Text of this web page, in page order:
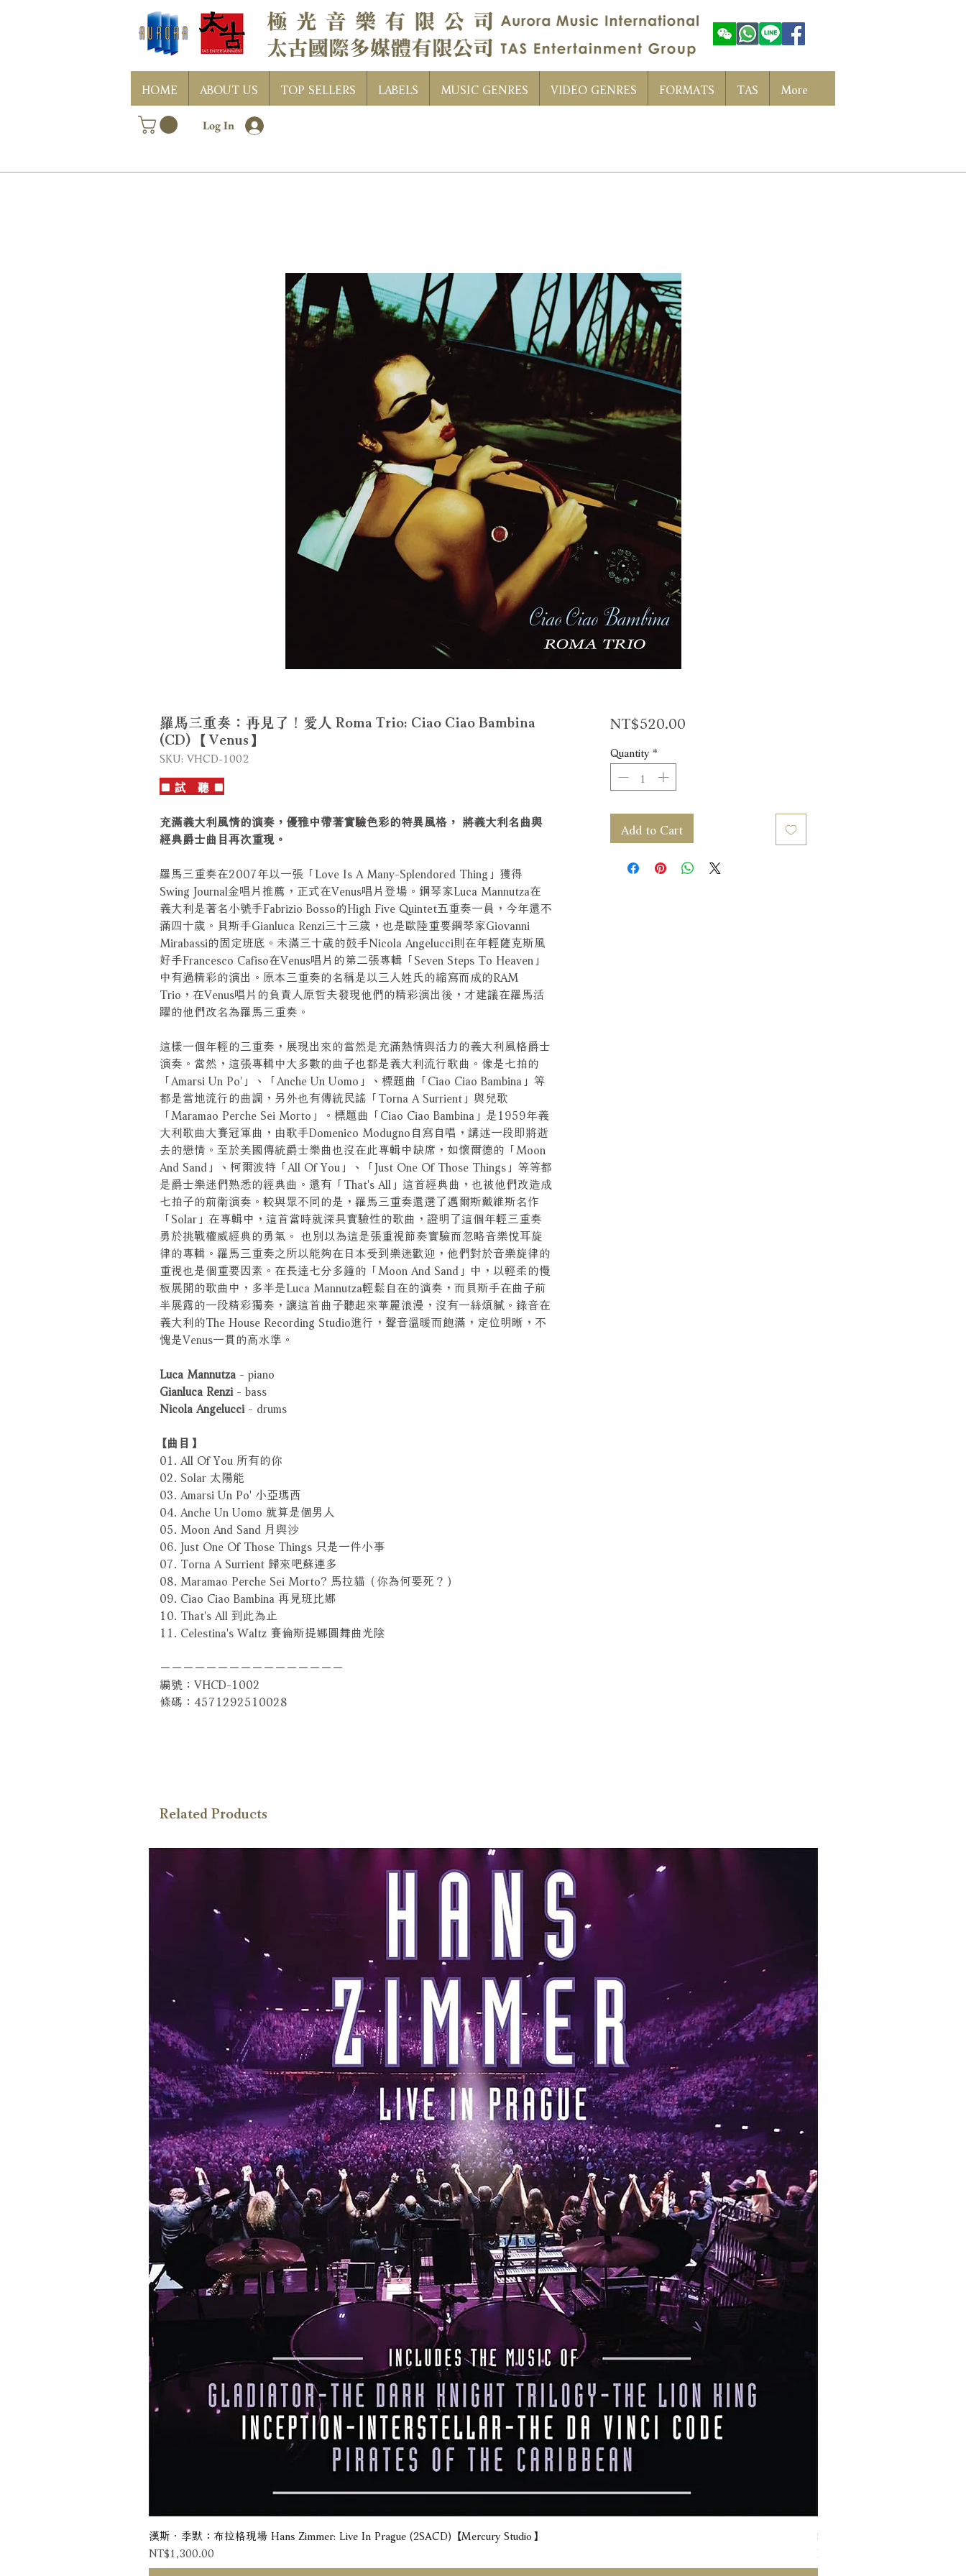
HOME ABOUT US TOP SELLERS LABELS MUSIC GENRES VIDEO GENRES FORMATS TAS More
Log In
羅馬三重奏：再見了！愛人 Roma Trio: Ciao Ciao Bambina
(CD) 【Venus】
SKU: VHCD-1002
■ 試 聽 ■
充滿義大利風情的演奏，優雅中帶著實驗色彩的特異風格， 將義大利名曲與
經典爵士曲目再次重現。
羅馬三重奏在2007年以一張「Love Is A Many-Splendored Thing」獲得
Swing Journal金唱片推薦，正式在Venus唱片登場。鋼琴家Luca Mannutza在
義大利是著名小號手Fabrizio Bosso的High Five Quintet五重奏一員，今年還不
滿四十歲。貝斯手Gianluca Renzi三十三歲，也是歐陸重要鋼琴家Giovanni
Mirabassi的固定班底。未滿三十歲的鼓手Nicola Angelucci則在年輕薩克斯風
好手Francesco Cafiso在Venus唱片的第二張專輯「Seven Steps To Heaven」
中有過精彩的演出。原本三重奏的名稱是以三人姓氏的縮寫而成的RAM
Trio，在Venus唱片的負責人原哲夫發現他們的精彩演出後，才建議在羅馬活
躍的他們改名為羅馬三重奏。
這樣一個年輕的三重奏，展現出來的當然是充滿熱情與活力的義大利風格爵士
演奏。當然，這張專輯中大多數的曲子也都是義大利流行歌曲。像是七拍的
「Amarsi Un Po'」、「Anche Un Uomo」、標題曲「Ciao Ciao Bambina」等
都是當地流行的曲調，另外也有傳統民謠「Torna A Surrient」與兒歌
「Maramao Perche Sei Morto」。標題曲「Ciao Ciao Bambina」是1959年義
大利歌曲大賽冠軍曲，由歌手Domenico Modugno自寫自唱，講述一段即將逝
去的戀情。至於美國傳統爵士樂曲也沒在此專輯中缺席，如懷爾德的「Moon
And Sand」、柯爾波特「All Of You」、「Just One Of Those Things」等等都
是爵士樂迷們熟悉的經典曲。還有「That's All」這首經典曲，也被他們改造成
七拍子的前衛演奏。較與眾不同的是，羅馬三重奏還選了邁爾斯戴維斯名作
「Solar」在專輯中，這首當時就深具實驗性的歌曲，證明了這個年輕三重奏
勇於挑戰權威經典的勇氣。 也別以為這是張重視節奏實驗而忽略音樂悅耳旋
律的專輯。羅馬三重奏之所以能夠在日本受到樂迷歡迎，他們對於音樂旋律的
重視也是個重要因素。在長達七分多鐘的「Moon And Sand」中，以輕柔的慢
板展開的歌曲中，多半是Luca Mannutza輕鬆自在的演奏，而貝斯手在曲子前
半展露的一段精彩獨奏，讓這首曲子聽起來華麗浪漫，沒有一絲煩膩。錄音在
義大利的The House Recording Studio進行，聲音溫暖而飽滿，定位明晰，不
愧是Venus一貫的高水準。
Luca Mannutza - piano
Gianluca Renzi - bass
Nicola Angelucci - drums
【曲目】
01. All Of You 所有的你
02. Solar 太陽能
03. Amarsi Un Po' 小亞瑪西
04. Anche Un Uomo 就算是個男人
05. Moon And Sand 月與沙
06. Just One Of Those Things 只是一件小事
07. Torna A Surrient 歸來吧蘇連多
08. Maramao Perche Sei Morto? 馬拉貓（你為何要死？）
09. Ciao Ciao Bambina 再見班比娜
10. That's All 到此為止
11. Celestina's Waltz 賽倫斯提娜圓舞曲光陰
－－－－－－－－－－－－－－－－
編號：VHCD-1002
條碼：4571292510028
NT$520.00Price
Quantity *
Add to Cart
Related Products
Quick View
漢斯．季默：布拉格現場 Hans Zimmer: Live In Prague (2SACD) 【Mercury Studio】
Price
NT$1,300.00
Susan Wong：靠近你（25週
Price
NT$950.00